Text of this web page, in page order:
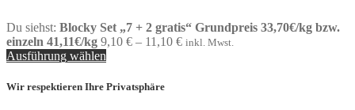
Du siehst: Blocky Set „7 + 2 gratis“ Grundpreis 33,70€/kg bzw.
einzeln 41,11€/kg 9,10 € – 11,10 €Preisspanne:
inkl. Mwst.
Ausführung wählen
Wir respektieren Ihre Privatsphäre